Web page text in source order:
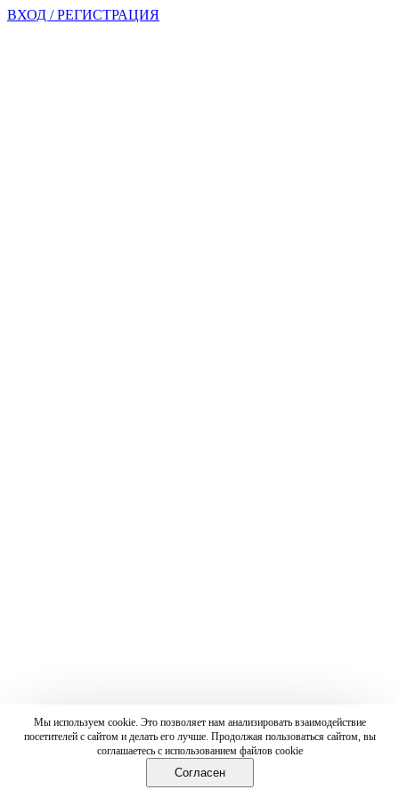
ВХОД / РЕГИСТРАЦИЯ
Мы используем cookie. Это позволяет нам анализировать взаимодействие
посетителей с сайтом и делать его лучше. Продолжая пользоваться сайтом, вы
соглашаетесь с использованием файлов cookie
Согласен